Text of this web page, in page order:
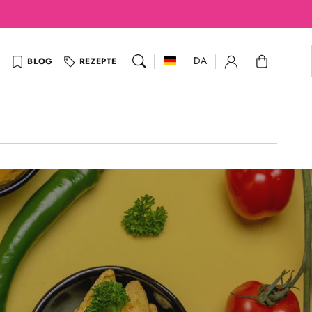
BLOG REZEPTE DA Warenkorb